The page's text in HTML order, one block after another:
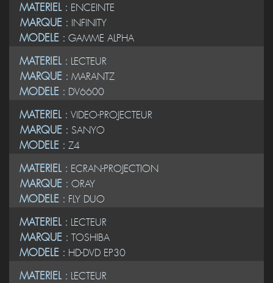
MATERIEL : ENCEINTE
MARQUE : INFINITY
MODELE : GAMME ALPHA
MATERIEL : LECTEUR
MARQUE : MARANTZ
MODELE : DV6600
MATERIEL : VIDEO-PROJECTEUR
MARQUE : SANYO
MODELE : Z4
MATERIEL : ECRAN-PROJECTION
MARQUE : ORAY
MODELE : FLY DUO
MATERIEL : LECTEUR
MARQUE : TOSHIBA
MODELE : HD-DVD EP30
MATERIEL : LECTEUR